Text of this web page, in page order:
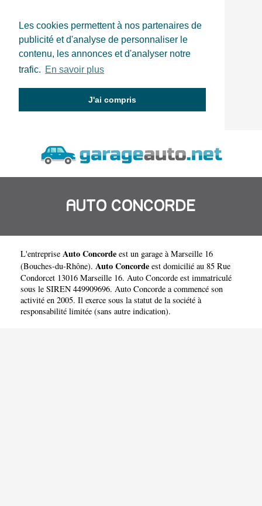
Les cookies permettent à nos partenaires de
publicité et d'analyse de personnaliser le
contenu, les annonces et d'analyser notre
trafic. En savoir plus
J'ai compris
AUTO CONCORDE
L'entreprise Auto Concorde est un garage à Marseille 16
(Bouches-du-Rhône). Auto Concorde est domicilié au 85 Rue
Condorcet 13016 Marseille 16. Auto Concorde est immatriculé
sous le SIREN 449909696. Auto Concorde a commencé son
activité en 2005. Il exerce sous la statut de la société à
responsabilité limitée (sans autre indication).